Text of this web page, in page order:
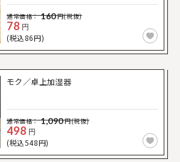
通常価格： 160円(税抜)
78 円
(税込86円)
モク／卓上加湿器
通常価格： 1,090円(税抜)
498 円
(税込548円)